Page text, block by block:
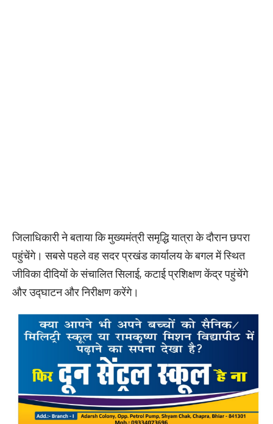
जिलाधिकारी ने बताया कि मुख्यमंत्री समृद्धि यात्रा के दौरान छपरा
पहुंचेंगे। सबसे पहले वह सदर प्रखंड कार्यालय के बगल में स्थित
जीविका दीदियों के संचालित सिलाई, कटाई प्रशिक्षण केंद्र पहुंचेंगे
और उद्घाटन और निरीक्षण करेंगे।